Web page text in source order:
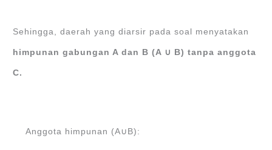
Sehingga, daerah yang diarsir pada soal menyatakan
himpunan gabungan A dan B (A ∪ B) tanpa anggota
C.
Anggota himpunan (A∪B):